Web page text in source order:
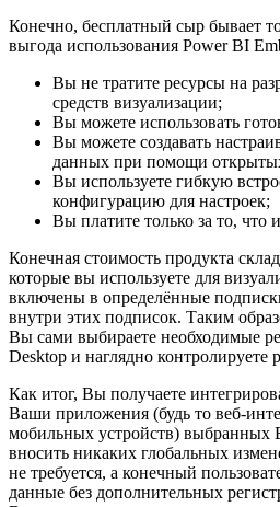
Конечно, бесплатный сыр бывает
выгода использования Power BI
Вы не тратите ресурсы на
средств визуализации;
Вы можете использовать
Вы можете создавать
данных при помощи
Вы используете гибкую
конфигурацию для настроек;
Вы платите только за то, что
Конечная стоимость продукта
которые вы используете для
включены в определённые
внутри этих подписок. Таким
Вы сами выбираете необходимые
Desktop и наглядно контролируете
Как итог, Вы получаете
Ваши приложения (будь то веб-
мобильных устройств)
вносить никаких глобальных
не требуется, а конечный
данные без дополнительных